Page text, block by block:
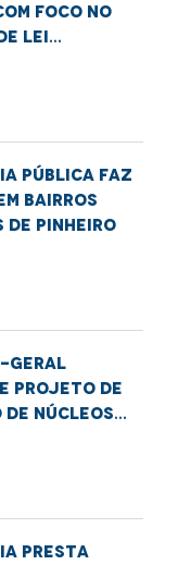
foco no
lei
Pública faz
bairros
Pinheiro
geral
projeto de
de núcleos
e
presta